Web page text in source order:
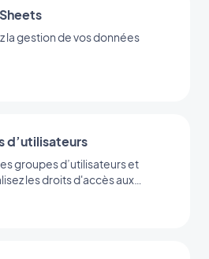
la gestion de vos données
d’utilisateurs
groupes d’utilisateurs et
les droits d'accès aux
votre app.